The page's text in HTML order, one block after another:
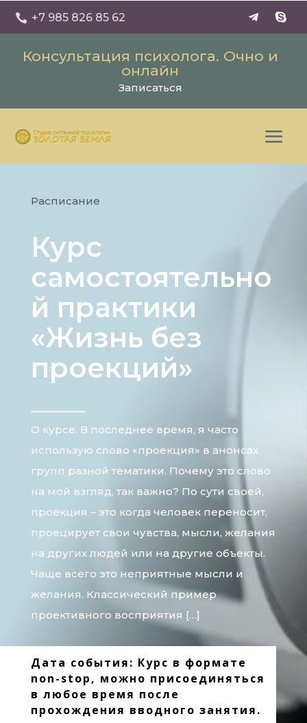
 +7 985 826 85 62
Консультация психолога. Очно и
онлайн
Записаться
Расписание
Курс
самостоятельно
й практики
«Жизнь без
проекций»
О курсе. В последнее время, я часто
использую слово «проекция» в анонсах
групп разной тематики. Почему это слово
на мой взгляд, так важно? По сути своей,
проекция – это когда человек переносит,
проецирует свои чувства, мысли, желания
на других людей или на другие объекты.
Чаще всего это неприятные мысли и
желания. Классический пример
проективного восприятия […]
Дата события: Курс в формате
non-stop, можно присоединяться
в любое время после
прохождения вводного занятия.